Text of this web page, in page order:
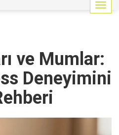
G
e
m
e
y
ve Mumlar:
Deneyimini